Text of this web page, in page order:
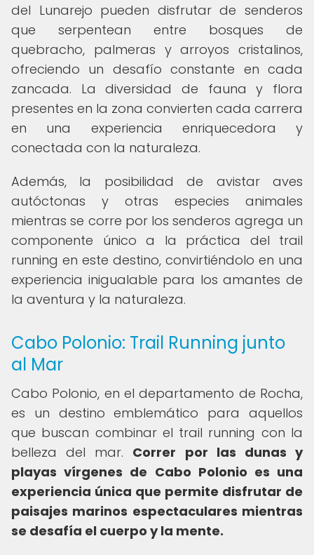
del Lunarejo pueden disfrutar de senderos
que serpentean entre bosques de
quebracho, palmeras y arroyos cristalinos,
ofreciendo un desafío constante en cada
zancada. La diversidad de fauna y flora
presentes en la zona convierten cada carrera
en una experiencia enriquecedora y
conectada con la naturaleza.
Además, la posibilidad de avistar aves
autóctonas y otras especies animales
mientras se corre por los senderos agrega un
componente único a la práctica del trail
running en este destino, convirtiéndolo en una
experiencia inigualable para los amantes de
la aventura y la naturaleza.
Cabo Polonio: Trail Running junto
al Mar
Cabo Polonio, en el departamento de Rocha,
es un destino emblemático para aquellos
que buscan combinar el trail running con la
belleza del mar. Correr por las dunas y
playas vírgenes de Cabo Polonio es una
experiencia única que permite disfrutar de
paisajes marinos espectaculares mientras
se desafía el cuerpo y la mente.